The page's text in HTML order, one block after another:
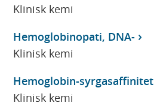
Klinisk kemi
Hemoglobinopati, DNA-
Klinisk kemi
Hemoglobin-syrgasaffinitet
Klinisk kemi